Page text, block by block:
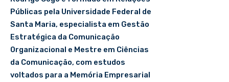
Públicas pela Universidade Federal de
Santa Maria, especialista em Gestão
Estratégica da Comunicação
Organizacional e Mestre em Ciências
da Comunicação, com estudos
voltados para a Memória Empresarial